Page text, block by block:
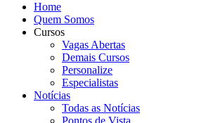
Home
Quem Somos
Cursos
Vagas Abertas
Demais Cursos
Personalize
Especialistas
Notícias
Todas as Notícias
Pontos de Vista